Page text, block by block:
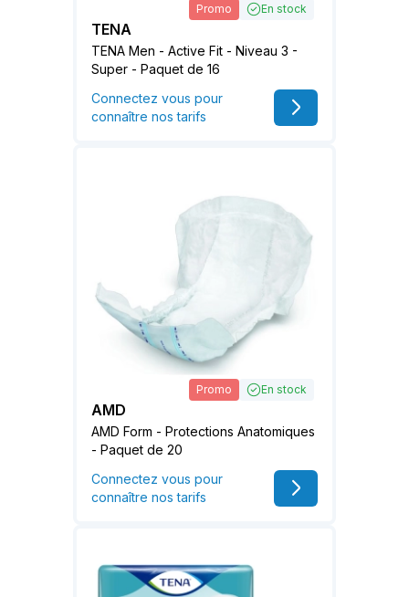
Promo En stock
TENA
TENA Men - Active Fit - Niveau 3 -
Super - Paquet de 16
Connectez vous pour
connaître nos tarifs
Promo En stock
AMD
AMD Form - Protections Anatomiques
- Paquet de 20
Connectez vous pour
connaître nos tarifs